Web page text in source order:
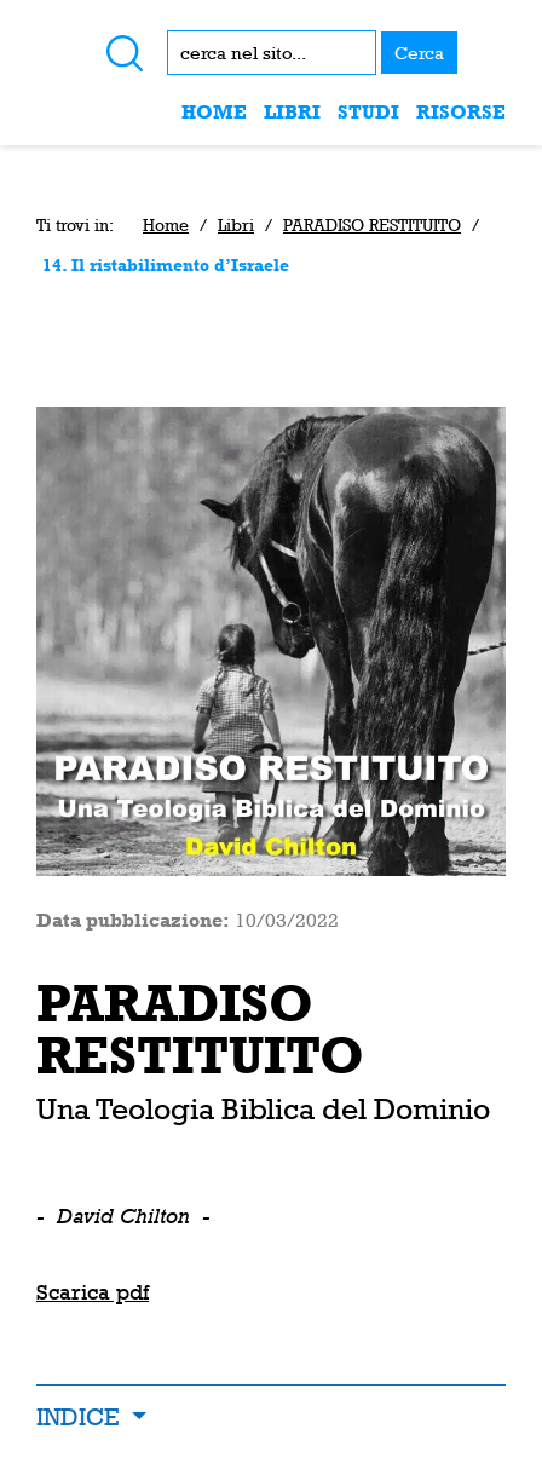
Cerca
HOME LIBRI STUDI RISORSE
Ti trovi in: Home / Libri / PARADISO RESTITUITO /
14. Il ristabilimento d’Israele
Data pubblicazione: 10/03/2022
PARADISO
RESTITUITO
Una Teologia Biblica del Dominio
- David Chilton -
Scarica pdf
INDICE